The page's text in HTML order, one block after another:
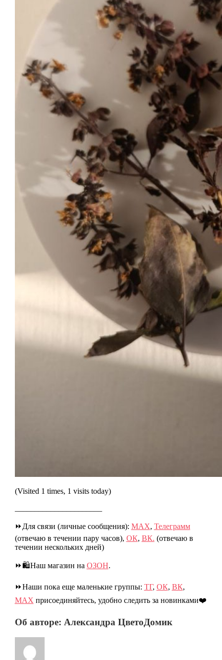
(Visited 1 times, 1 visits today)
⏩Для связи (личные сообщения): МАХ, Телеграмм
(отвечаю в течении пару часов), ОК, ВК. (отвечаю в
течении нескольких дней)
⏩🛍️Наш магазин на ОЗОН.
⏩Наши пока еще маленькие группы: ТГ, ОК, ВК,
МАХ присоединяйтесь, удобно следить за новинками❤️
Об авторе: Александра ЦветоДомик